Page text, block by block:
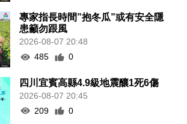
專家指長時間”抱冬瓜”或有安全隱
患籲勿跟風
2026-08-07 20:48
485
0
四川宜賓高縣4.9級地震釀1死6傷
2026-08-07 20:45
209
0